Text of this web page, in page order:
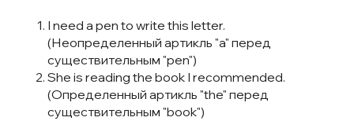
I need a pen to write this letter.
(Неопределенный артикль "a" перед
существительным "pen")
She is reading the book I recommended.
(Определенный артикль "the" перед
существительным "book")